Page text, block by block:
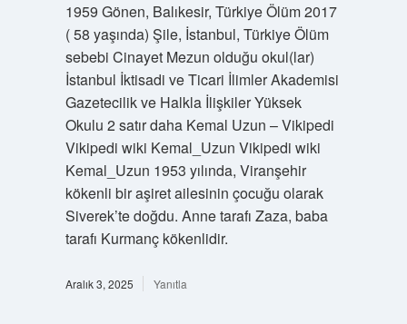
1959 Gönen, Balıkesir, Türkiye Ölüm 2017
( 58 yaşında) Şile, İstanbul, Türkiye Ölüm
sebebi Cinayet Mezun olduğu okul(lar)
İstanbul İktisadi ve Ticari İlimler Akademisi
Gazetecilik ve Halkla İlişkiler Yüksek
Okulu 2 satır daha Kemal Uzun – Vikipedi
Vikipedi wiki Kemal_Uzun Vikipedi wiki
Kemal_Uzun 1953 yılında, Viranşehir
kökenli bir aşiret ailesinin çocuğu olarak
Siverek’te doğdu. Anne tarafı Zaza, baba
tarafı Kurmanç kökenlidir.
Aralık 3, 2025 Yanıtla